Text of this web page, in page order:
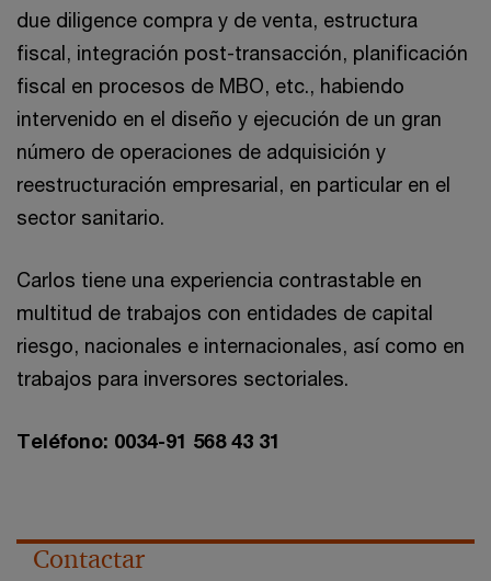
due diligence compra y de venta, estructura
fiscal, integración post-transacción, planificación
fiscal en procesos de MBO, etc., habiendo
intervenido en el diseño y ejecución de un gran
número de operaciones de adquisición y
reestructuración empresarial, en particular en el
sector sanitario.
Carlos tiene una experiencia contrastable en
multitud de trabajos con entidades de capital
riesgo, nacionales e internacionales, así como en
trabajos para inversores sectoriales.
Teléfono: 0034-91 568 43 31
Contactar